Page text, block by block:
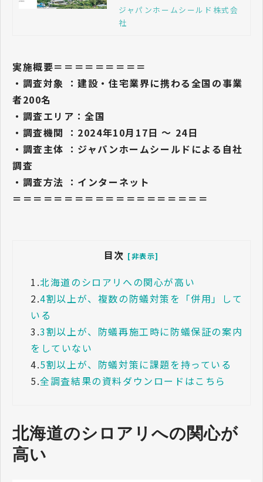
ご不明点などございましたらお
問い合わせページでご質問を承
ジャパンホームシールド株式会
社
実施概要＝＝＝＝＝＝＝＝＝
・調査対象 ：建設・住宅業界に携わる全国の事業
者200名
・調査エリア：全国
・調査機関 ：2024年10月17日 ～ 24日
・調査主体 ：ジャパンホームシールドによる自社
調査
・調査方法 ：インターネット
＝＝＝＝＝＝＝＝＝＝＝＝＝＝＝＝＝＝＝
目次 [非表示]
1.北海道のシロアリへの関心が高い
2.4割以上が、複数の防蟻対策を「併用」して
いる
3.3割以上が、防蟻再施工時に防蟻保証の案内
をしていない
4.5割以上が、防蟻対策に課題を持っている
5.全調査結果の資料ダウンロードはこちら
北海道のシロアリへの関心が
高い